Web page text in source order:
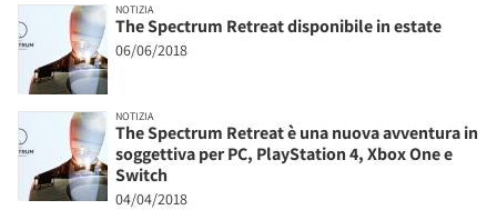
NOTIZIA
The Spectrum Retreat disponibile in estate
06/06/2018
NOTIZIA
The Spectrum Retreat è una nuova avventura in
soggettiva per PC, PlayStation 4, Xbox One e
Switch
04/04/2018